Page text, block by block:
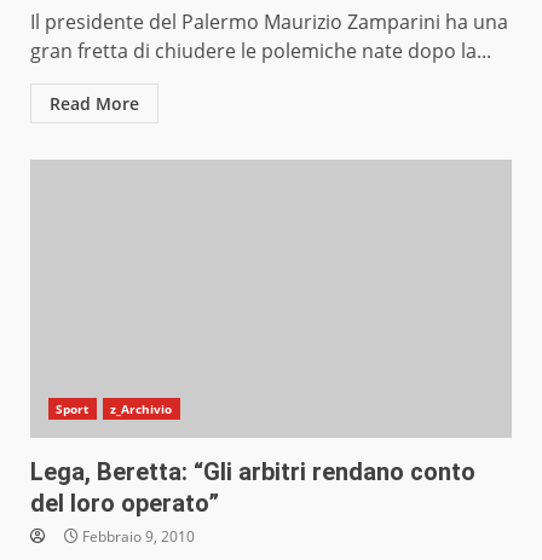
Il presidente del Palermo Maurizio Zamparini ha una
gran fretta di chiudere le polemiche nate dopo la...
Read More
Sport z_Archivio
Lega, Beretta: “Gli arbitri rendano conto
del loro operato”
Febbraio 9, 2010